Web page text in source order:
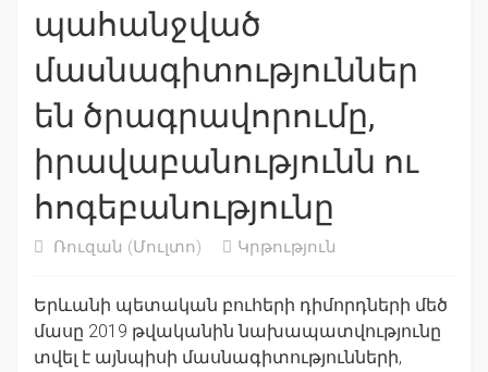
պահանջված
մասնագիտություններ
են ծրագրավորումը,
իրավաբանությունն ու
հոգեբանությունը
Ռուզան (Մուլտո) Կրթություն
Երևանի պետական բուհերի դիմորդների մեծ
մասը 2019 թվականին նախապատվությունը
տվել է այնպիսի մասնագիտությունների,